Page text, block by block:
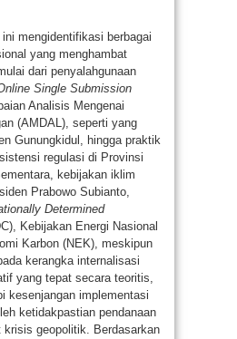
mengidentifikasi berbagai
yang menghambat
dari penyalahgunaan
Single Submission
Analisis Mengenai
(AMDAL), seperti yang
Gunungkidul, hingga praktik
regulasi di Provinsi
kebijakan iklim
Prabowo Subianto,
Determined
Kebijakan Energi Nasional
Karbon (NEK), meskipun
kerangka internalisasi
yang tepat secara teoritis,
kesenjangan implementasi
ketidakpastian pendanaan
geopolitik. Berdasarkan